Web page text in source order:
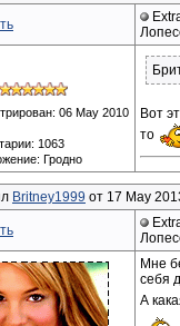
06 May 2010
1063
Гродно
Вот
то
Britney1999 от 17 May
Мне
себя
А